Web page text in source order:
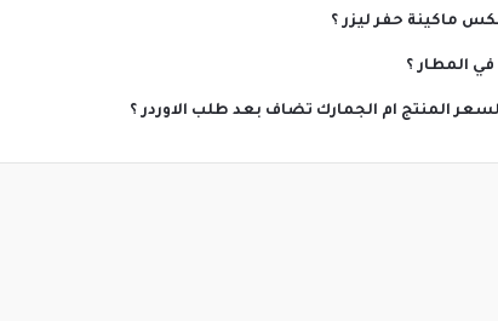
ماكينة حفر ليزر ؟
المطار ؟
المنتج ام الجمارك تضاف بعد طلب الاوردر ؟